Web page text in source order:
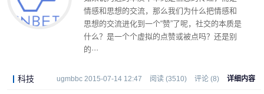
情感和思想的交流，那么我们为什么把情感和
思想的交流进化到一个“赞”了呢，社交的本质是
什么？是一个个虚拟的点赞或被点吗？还是别
的···
科技 ugmbbc 2015-07-14 12:47 阅读 (3510) 评论 (8) 详细内容